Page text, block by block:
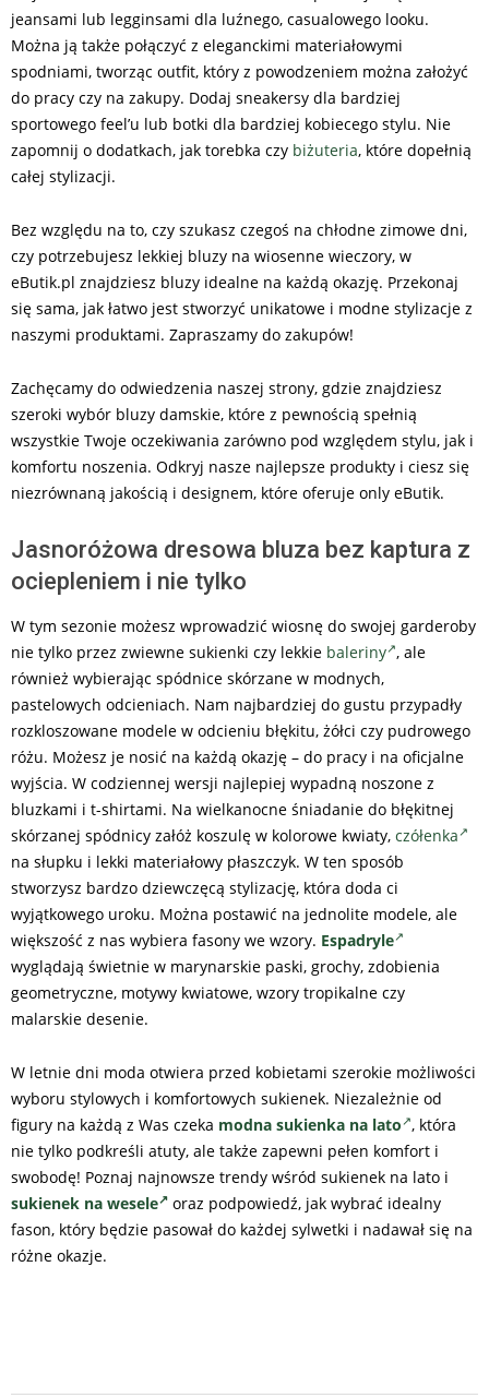
jeansami lub legginsami dla luźnego, casualowego looku.
Można ją także połączyć z eleganckimi materiałowymi
spodniami, tworząc outfit, który z powodzeniem można założyć
do pracy czy na zakupy. Dodaj sneakersy dla bardziej
sportowego feel’u lub botki dla bardziej kobiecego stylu. Nie
zapomnij o dodatkach, jak torebka czy biżuteria, które dopełnią
całej stylizacji.
Bez względu na to, czy szukasz czegoś na chłodne zimowe dni,
czy potrzebujesz lekkiej bluzy na wiosenne wieczory, w
eButik.pl znajdziesz bluzy idealne na każdą okazję. Przekonaj
się sama, jak łatwo jest stworzyć unikatowe i modne stylizacje z
naszymi produktami. Zapraszamy do zakupów!
Zachęcamy do odwiedzenia naszej strony, gdzie znajdziesz
szeroki wybór bluzy damskie, które z pewnością spełnią
wszystkie Twoje oczekiwania zarówno pod względem stylu, jak i
komfortu noszenia. Odkryj nasze najlepsze produkty i ciesz się
niezrównaną jakością i designem, które oferuje only eButik.
Jasnoróżowa dresowa bluza bez kaptura z
ociepleniem i nie tylko
W tym sezonie możesz wprowadzić wiosnę do swojej garderoby
nie tylko przez zwiewne sukienki czy lekkie baleriny , ale
również wybierając spódnice skórzane w modnych,
pastelowych odcieniach. Nam najbardziej do gustu przypadły
rozkloszowane modele w odcieniu błękitu, żółci czy pudrowego
różu. Możesz je nosić na każdą okazję – do pracy i na oficjalne
wyjścia. W codziennej wersji najlepiej wypadną noszone z
bluzkami i t-shirtami. Na wielkanocne śniadanie do błękitnej
skórzanej spódnicy załóż koszulę w kolorowe kwiaty, czółenka
na słupku i lekki materiałowy płaszczyk. W ten sposób
stworzysz bardzo dziewczęcą stylizację, która doda ci
wyjątkowego uroku. Można postawić na jednolite modele, ale
większość z nas wybiera fasony we wzory. Espadryle
wyglądają świetnie w marynarskie paski, grochy, zdobienia
geometryczne, motywy kwiatowe, wzory tropikalne czy
malarskie desenie.
W letnie dni moda otwiera przed kobietami szerokie możliwości
wyboru stylowych i komfortowych sukienek. Niezależnie od
figury na każdą z Was czeka modna sukienka na lato , która
nie tylko podkreśli atuty, ale także zapewni pełen komfort i
swobodę! Poznaj najnowsze trendy wśród sukienek na lato i
sukienek na wesele
oraz podpowiedź, jak wybrać idealny
fason, który będzie pasował do każdej sylwetki i nadawał się na
różne okazje.